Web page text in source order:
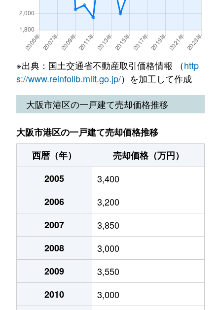
1,400万円 弁天町
南市岡
3,400万円 弁天町 徒歩10分
南市岡
1,200万円 弁天町 徒歩8分
南市岡
4,100万円 弁天町 徒歩10分
南市岡
4,600万円 弁天町 徒歩10分
南市岡
2,700万円 弁天町 徒歩8分
八幡屋
600万円 朝潮橋 徒歩7分
3,600万円 朝潮橋
2,300万円 朝潮橋
※出典：国土交通省不動産取引価格情報 （http
s://www.reinfolib.mlit.go.jp/）を加工して作成
大阪市港区の一戸建て売却価格推移
大阪市港区の一戸建て売却価格推移
西暦（年）
売却価格（万円）
2005
3,400
2006
3,200
2007
3,850
2008
3,000
2009
3,550
2010
3,000